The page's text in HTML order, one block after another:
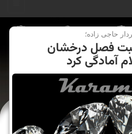
حاجی زاده؛
فصل درخشان
آمادگی كرد